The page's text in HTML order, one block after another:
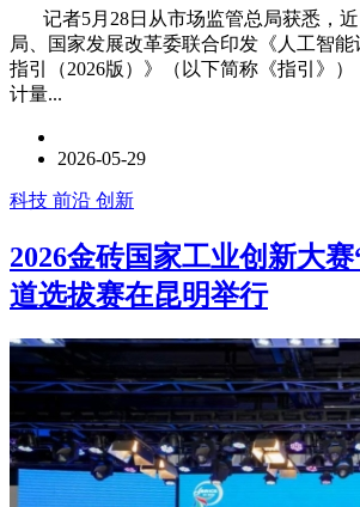
记者5月28日从市场监管总局获悉，近
局、国家发展改革委联合印发《人工智
指引（2026版）》（以下简称《指引》
计量...
2026-05-29
科技 前沿 创新
2026金砖国家工业创新大
道选拔赛在昆明举行